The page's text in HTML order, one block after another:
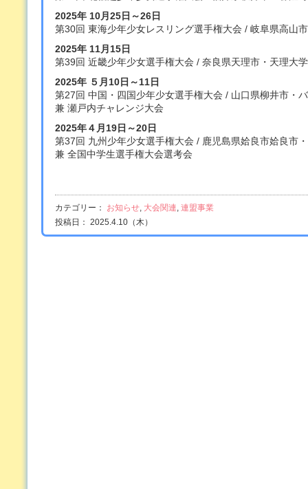
2025年 10月25日～26日
第30回 東海少年少女レスリング選手権大会 / 岐阜県高山
2025年 11月15日
第39回 近畿少年少女選手権大会 / 奈良県天理市・天理大
2025年 ５月10日～11日
第27回 中国・四国少年少女選手権大会 / 山口県柳井市・
兼 瀬戸内チャレンジ大会
2025年４月19日～20日
第37回 九州少年少女選手権大会 / 鹿児島県姶良市姶良市
兼 全国中学生選手権大会選考会
カテゴリー： お知らせ, 大会関連, 連盟事業
投稿日： 2025.4.10（木）